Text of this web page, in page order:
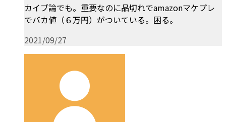
カイブ論でも。重要なのに品切れでamazonマケプレ
でバカ値（６万円）がついている。困る。
2021/09/27